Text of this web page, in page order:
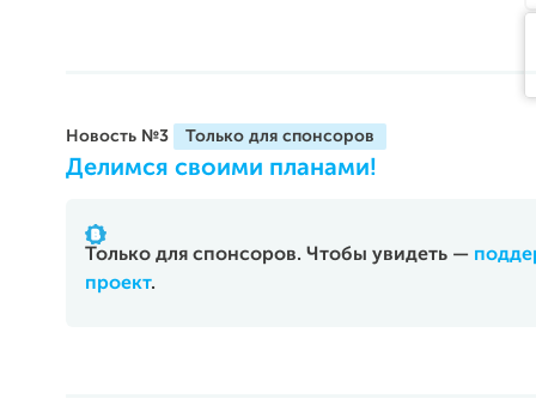
Новость №3
Делимся своими планами!
Только для спонсоров. Чтобы увидеть —
проект.